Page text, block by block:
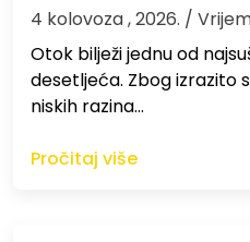
4 kolovoza , 2026. /
Otok bilježi jednu od
desetljeća. Zbog izrazito
niskih razina…
Pročitaj više